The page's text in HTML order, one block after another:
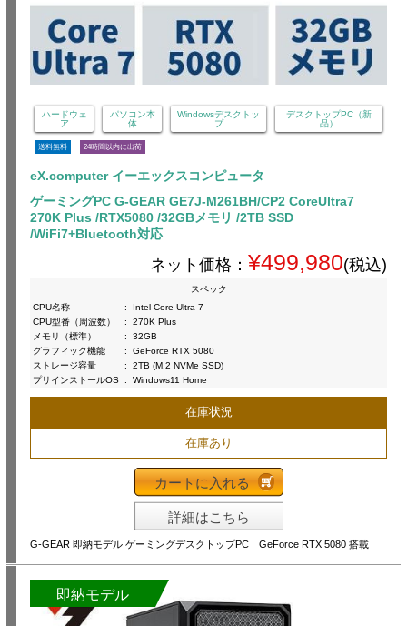
ハードウェ
ア
パソコン本
体
Windowsデスクトッ
プ
デスクトップPC（新
品）
送料無料 24時間以内に出荷
eX.computer イーエックスコンピュータ
ゲーミングPC G-GEAR GE7J-M261BH/CP2 CoreUltra7
270K Plus /RTX5080 /32GBメモリ /2TB SSD
/WiFi7+Bluetooth対応
ネット価格： ¥499,980(税込)
スペック
CPU名称
:
Intel Core Ultra 7
CPU型番（周波数）
:
270K Plus
メモリ（標準）
:
32GB
グラフィック機能
:
GeForce RTX 5080
ストレージ容量
:
2TB (M.2 NVMe SSD)
プリインストールOS : Windows11 Home
在庫状況
在庫あり
カートに入れる
詳細はこちら
G-GEAR 即納モデル ゲーミングデスクトップPC GeForce RTX 5080 搭載
即納モデル